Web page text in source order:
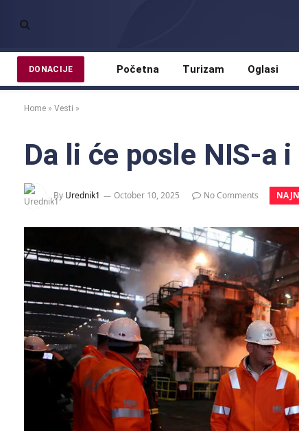
DONACIJE Početna Turizam Oglasi
Home » Vesti »
Da li će posle NIS-a
By Urednik1 October 10, 2025 No Comments